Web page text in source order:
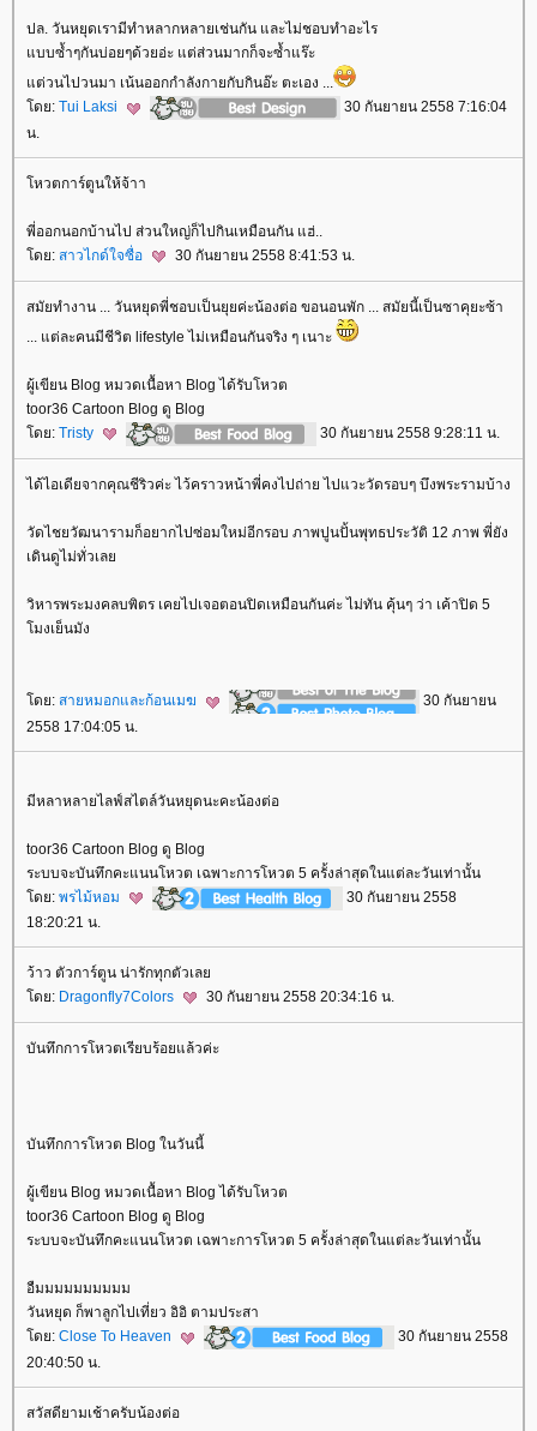
ปล. วันหยุดเรามีทำหลากหลายเช่นกัน และไม่ชอบทำอะไร
บบซ้ำๆกันบ่อยๆด้วยอ่ะ แต่ส่วนมากก็จะซ้ำแร๊ะ
ต่วนไปวนมา เน้นออกกำลังกายกับกินอ๊ะ ตะเอง ...
ดย: Tui Laksi
30 กันยายน 2558 7:16:04
น.
หวตการ์ตูนให้จ้าา
พี่ออกนอกบ้านไป ส่วนใหญ่ก็ไปกินเหมือนกัน แฮ่..
ดย: สาวไกด์ใจซื่อ 30 กันยายน 2558 8:41:53 น.
สมัยทำงาน ... วันหยุดพี่ชอบเป็นยุยค่ะน้องต่อ ขอนอนพัก ... สมัยนี้เป็นซาคุยะซ้า
... แต่ละคนมีชีวิต lifestyle ไม่เหมือนกันจริง ๆ เนาะ
ผู้เขียน Blog หมวดเนื้อหา Blog ได้รับโหวต
toor36 Cartoon Blog ดู Blog
ดย: Tristy 30 กันยายน 2558 9:28:11 น.
ได้ไอเดียจากคุณชีริวค่ะ ไว้คราวหน้าพี่คงไปถ่าย ไปแวะวัดรอบๆ บึงพระรามบ้าง
วัดไชยวัฒนารามก็อยากไปซ่อมใหม่อีกรอบ ภาพปูนปั้นพุทธประวัติ 12 ภาพ พี่ยัง
เดินดูไม่ทั่วเล
วิหารพระมงคลบพิตร เคยไปเจอตอนปิดเหมือนกันค่ะ ไม่ทัน คุ้นๆ ว่า เค้าปิด 5
มงเย็นมัง
ดย: สายหมอกและก้อนเมฆ
30 กันยายน
2558 17:04:05 น.
มีหลาหลายไลฟ์สไตล์วันหยุดนะคะน้องต่อ
toor36 Cartoon Blog ดู Blog
ระบบจะบันทึกคะแนนโหวต เฉพาะการโหวต 5 ครั้งล่าสุดในแต่ละวันเท่านั้น
ดย: พรไม้หอม
30 กันยายน 2558
18:20:21 น.
ว้าว ตัวการ์ตูน น่ารักทุกตัวเล
ดย: Dragonfly7Colors 30 กันยายน 2558 20:34:16 น.
บันทึกการโหวตเรียบร้อยแล้วค่ะ
บันทึกการโหวต Blog ในวันนี้
ผู้เขียน Blog หมวดเนื้อหา Blog ได้รับโหวต
toor36 Cartoon Blog ดู Blog
ระบบจะบันทึกคะแนนโหวต เฉพาะการโหวต 5 ครั้งล่าสุดในแต่ละวันเท่านั้น
อืมมมมมมมมมม
วันหยุด ก็พาลูกไปเที่ยว อิอิ ตามประสา
ดย: Close To Heaven
30 กันยายน 2558
20:40:50 น.
สวัสดียามเช้าครับน้องต่อ